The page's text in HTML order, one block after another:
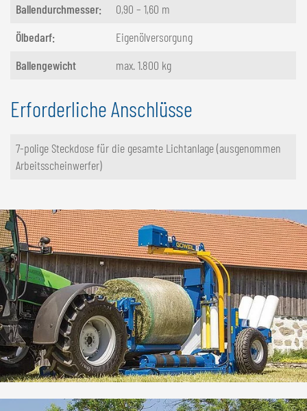
Ballendurchmesser:
0,90 – 1,60 m
Ölbedarf:
Eigenölversorgung
Ballengewicht
max. 1.800 kg
Erforderliche Anschlüsse
7-polige Steckdose für die gesamte Lichtanlage (ausgenommen
Arbeitsscheinwerfer)